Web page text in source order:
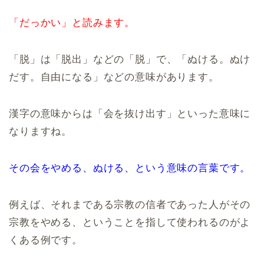
「だっかい」と読みます。
「脱」は「脱出」などの「脱」で、「ぬける。ぬけ
だす。自由になる」などの意味があります。
漢字の意味からは「会を抜け出す」といった意味に
なりますね。
その会をやめる、ぬける、という意味の言葉です。
例えば、それまである宗教の信者であった人がその
宗教をやめる、ということを指して使われるのがよ
くある例です。